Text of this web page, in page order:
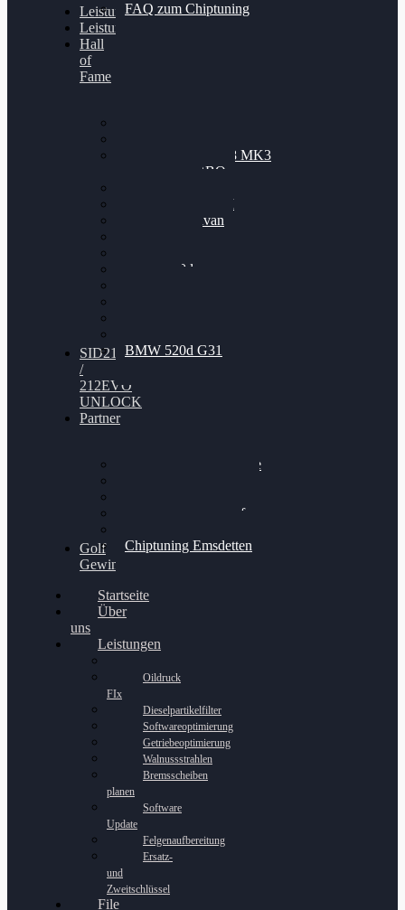
FAQ zum Chiptuning
Leistungsmessung
Leistungsprüfstand
Hall
of
Fame
Nissan GT-R35 3.8 MK3
V6 TWINTURBO
VW Passat 2.0TDI
VW T6 Multivan
BMW 120d
BMW 520d G31
SID212
/
212EVO
UNLOCK
Partner
Bilgenroth Performance
Chiptuning Schüttorf
Chiptuning Emsdetten
Golf
Gewinnspiel
Startseite
Über
uns
Leistungen
Oildruck
FIx
Dieselpartikelfilter
Softwareoptimierung
Getriebeoptimierung
Walnussstrahlen
Bremsscheiben
planen
Software
Update
Felgenaufbereitung
Ersatz-
und
Zweitschlüssel
File